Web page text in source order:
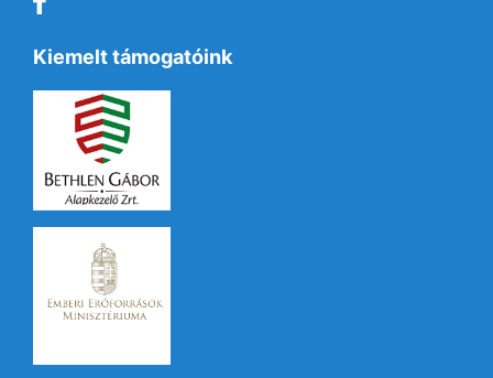
Kiemelt támogatóink